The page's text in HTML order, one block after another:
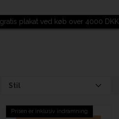
plakat ved køb over 4000 DKK.
Stil
Prisen er inklusiv indramning